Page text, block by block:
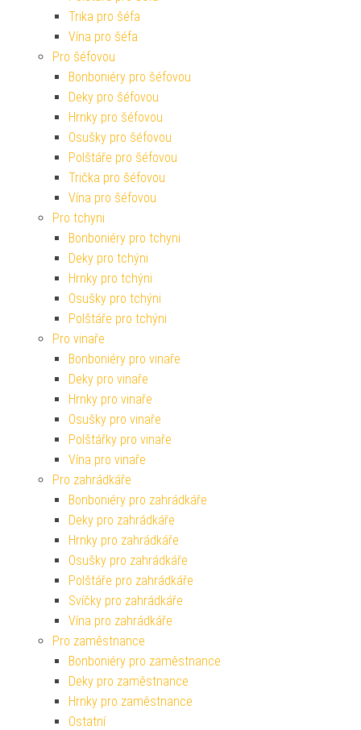
Trika pro šéfa
Vína pro šéfa
Pro šéfovou
Bonboniéry pro šéfovou
Deky pro šéfovou
Hrnky pro šéfovou
Osušky pro šéfovou
Polštáře pro šéfovou
Trička pro šéfovou
Vína pro šéfovou
Pro tchyni
Bonboniéry pro tchyni
Deky pro tchýni
Hrnky pro tchýni
Osušky pro tchýni
Polštáře pro tchýni
Pro vinaře
Bonboniéry pro vinaře
Deky pro vinaře
Hrnky pro vinaře
Osušky pro vinaře
Polštářky pro vinaře
Vína pro vinaře
Pro zahrádkáře
Bonboniéry pro zahrádkáře
Deky pro zahrádkáře
Hrnky pro zahrádkáře
Osušky pro zahrádkáře
Polštáře pro zahrádkáře
Svíčky pro zahrádkáře
Vína pro zahrádkáře
Pro zaměstnance
Bonboniéry pro zaměstnance
Deky pro zaměstnance
Hrnky pro zaměstnance
Ostatní